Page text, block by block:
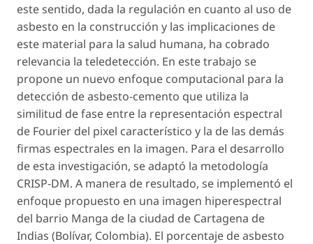
este sentido, dada la regulación en cuanto al uso de
asbesto en la construcción y las implicaciones de
este material para la salud humana, ha cobrado
relevancia la teledetección. En este trabajo se
propone un nuevo enfoque computacional para la
detección de asbesto-cemento que utiliza la
similitud de fase entre la representación espectral
de Fourier del pixel característico y la de las demás
firmas espectrales en la imagen. Para el desarrollo
de esta investigación, se adaptó la metodología
CRISP-DM. A manera de resultado, se implementó el
enfoque propuesto en una imagen hiperespectral
del barrio Manga de la ciudad de Cartagena de
Indias (Bolívar, Colombia). El porcentaje de asbesto